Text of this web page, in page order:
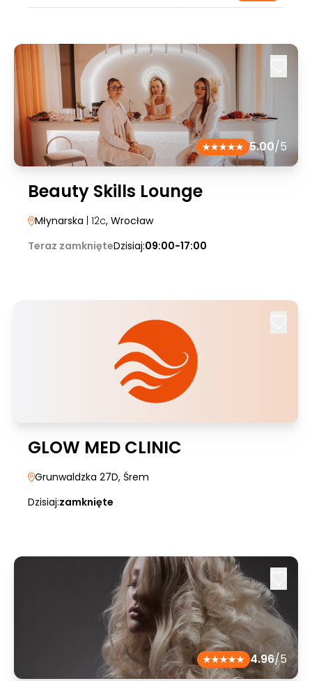
5.00/5
Beauty Skills Lounge
Młynarska | 12c, Wrocław
Teraz zamknięteDzisiaj:09:00-17:00
GLOW MED CLINIC
Grunwaldzka 27D, Śrem
Dzisiaj:zamknięte
4.96/5